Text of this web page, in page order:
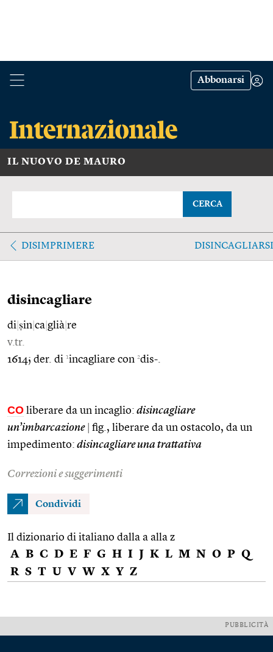
Abbonarsi
IL NUOVO DE MAURO
CERCA
DISIMPRIMERE DISINCAGLIARSI
disincagliare
di ṣin ca glià re
v.tr.
1614; der. di 1incagliare con 2dis-.
CO liberare da un incaglio: disincagliare
un’imbarcazione
fig., liberare da un ostacolo, da un
impedimento: disincagliare una trattativa
Correzioni e suggerimenti
Condividi
Il dizionario di italiano dalla a alla z
A B C D E F G H I J K L M N O P Q
R S T U V W X Y Z
PUBBLICITÀ